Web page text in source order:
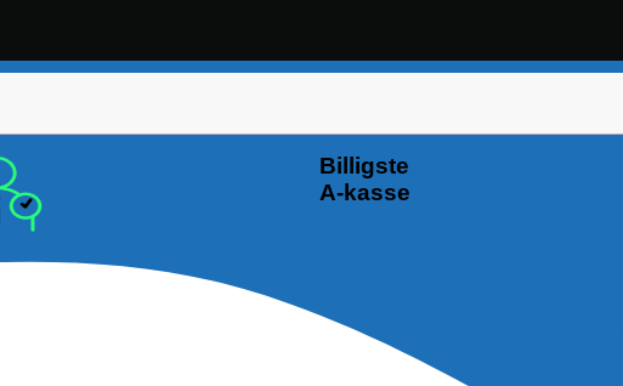
Billigste
A-kasse